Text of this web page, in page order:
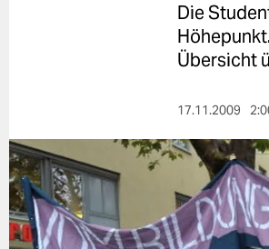
berlin
nord
wahrheit
Die
Übersicht
17.11.2009